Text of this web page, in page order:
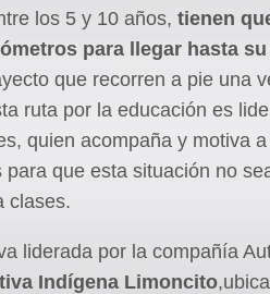
los 5 y 10 años, tienen
para llegar hasta
que recorren a pie una
ruta por la educación es
quien acompaña y motiva
que esta situación no
clases.
liderada por la compañía
Indígena Limoncito